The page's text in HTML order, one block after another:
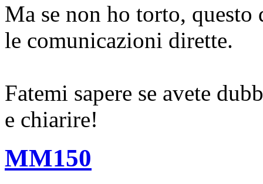
Ma se non ho torto, questo
le comunicazioni dirette.
Fatemi sapere se avete
e chiarire!
MM150